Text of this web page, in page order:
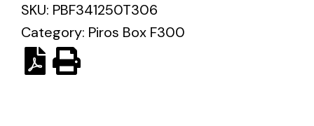
Solar lighting
Variety of solar solutions for all kinds of needs.
SKU: PBF341250T306
Category: Piros Box F300